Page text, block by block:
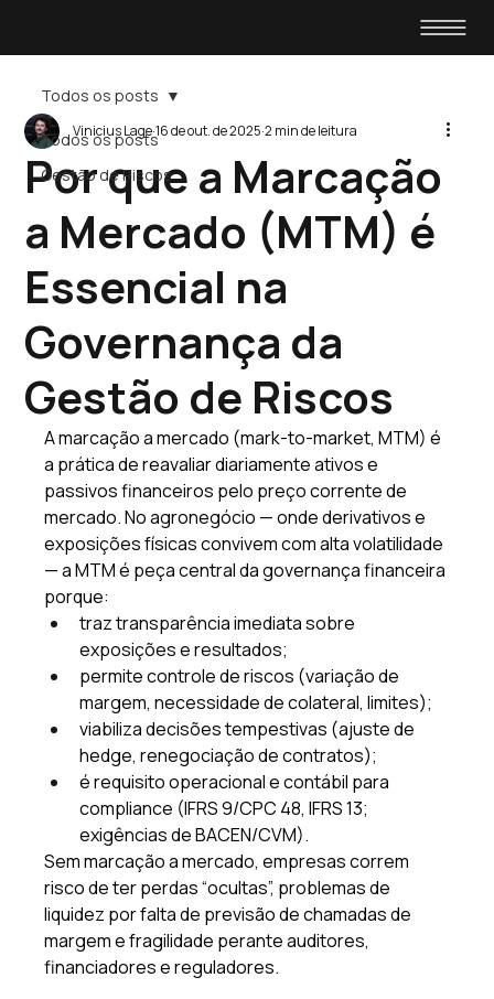
Todos os posts
Gestão de Riscos
Todos os posts
Por que a Marcação
a Mercado (MTM) é
Essencial na
Governança da
Gestão de Riscos
Vinicius Lage16 de out. de 20252 min de leitura
A marcação a mercado (mark-to-market, MTM) é
a prática de reavaliar diariamente ativos e
passivos financeiros pelo preço corrente de
mercado. No agronegócio — onde derivativos e
exposições físicas convivem com alta volatilidade
— a MTM é peça central da governança financeira
porque:
traz transparência imediata sobre
exposições e resultados;
permite controle de riscos (variação de
margem, necessidade de colateral, limites);
viabiliza decisões tempestivas (ajuste de
hedge, renegociação de contratos);
é requisito operacional e contábil para
compliance (IFRS 9/CPC 48, IFRS 13;
exigências de BACEN/CVM).
Sem marcação a mercado, empresas correm
risco de ter perdas “ocultas”, problemas de
liquidez por falta de previsão de chamadas de
margem e fragilidade perante auditores,
financiadores e reguladores.